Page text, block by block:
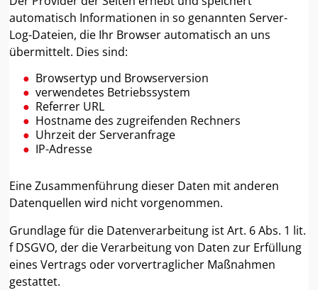
automatisch Informationen in so genannten Server-
Log-Dateien, die Ihr Browser automatisch an uns
übermittelt. Dies sind:
Browsertyp und Browserversion
verwendetes Betriebssystem
Referrer URL
Hostname des zugreifenden Rechners
Uhrzeit der Serveranfrage
IP-Adresse
Eine Zusammenführung dieser Daten mit anderen
Datenquellen wird nicht vorgenommen.
Grundlage für die Datenverarbeitung ist Art. 6 Abs. 1 lit.
f DSGVO, der die Verarbeitung von Daten zur Erfüllung
eines Vertrags oder vorvertraglicher Maßnahmen
gestattet.